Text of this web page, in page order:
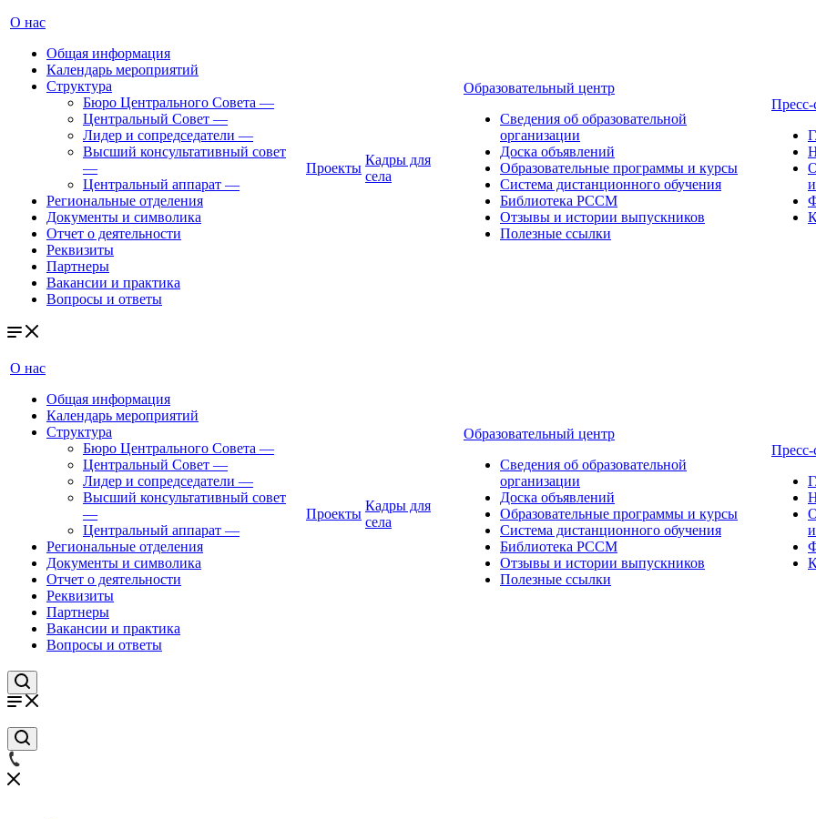
О нас
Общая информация
Календарь мероприятий
Структура
Бюро Центрального Совета —
Центральный Совет —
Лидер и сопредседатели —
Высший консультативный совет
—
Центральный аппарат —
Региональные отделения
Документы и символика
Отчет о деятельности
Реквизиты
Партнеры
Вакансии и практика
Вопросы и ответы
Проекты
Кадры для
села
Образовательный центр
Сведения об образовательной
организации
Доска объявлений
Образовательные программы и курсы
Система дистанционного обучения
Библиотека РССМ
Отзывы и истории выпускников
Полезные ссылки
Пресс-
О нас
Общая информация
Календарь мероприятий
Структура
Бюро Центрального Совета —
Центральный Совет —
Лидер и сопредседатели —
Высший консультативный совет
—
Центральный аппарат —
Региональные отделения
Документы и символика
Отчет о деятельности
Реквизиты
Партнеры
Вакансии и практика
Вопросы и ответы
Проекты
Кадры для
села
Образовательный центр
Сведения об образовательной
организации
Доска объявлений
Образовательные программы и курсы
Система дистанционного обучения
Библиотека РССМ
Отзывы и истории выпускников
Полезные ссылки
Пресс-